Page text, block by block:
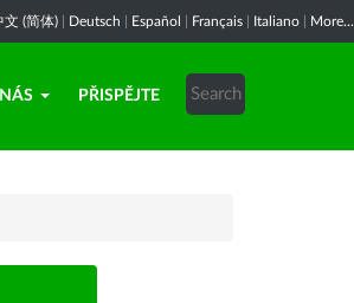
文 (简体) Deutsch Español Français Italiano More...
PŘISPĚJTE